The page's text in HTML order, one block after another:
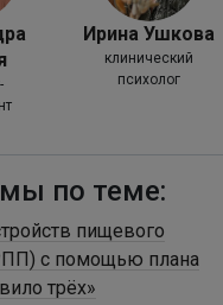
Ирина Ушкова
клинический
психолог
по теме:
пищевого
с помощью плана
трёх»